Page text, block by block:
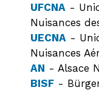
UFCNA -
Nuisances
UECNA -
Nuisances
AN - Alsace
BISF -